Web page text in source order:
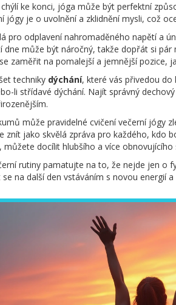
ke konci, jóga může být perfektní
jógy je o uvolnění a zklidnění mysli, což
pro odplavení nahromaděného napětí a
dne může být náročný, takže dopřát si pár
zaměřit na pomalejší a jemnější pozice,
techniky dýchání, které vás přivedou do
li střídavé dýchání. Najít správný
může pravidelné cvičení večerní jógy
znít jako skvělá zpráva pro každého, kdo
můžete docílit hlubšího a více obnovujícího
rutiny pamatujte na to, že nejde jen o
na další den vstáváním s novou energií